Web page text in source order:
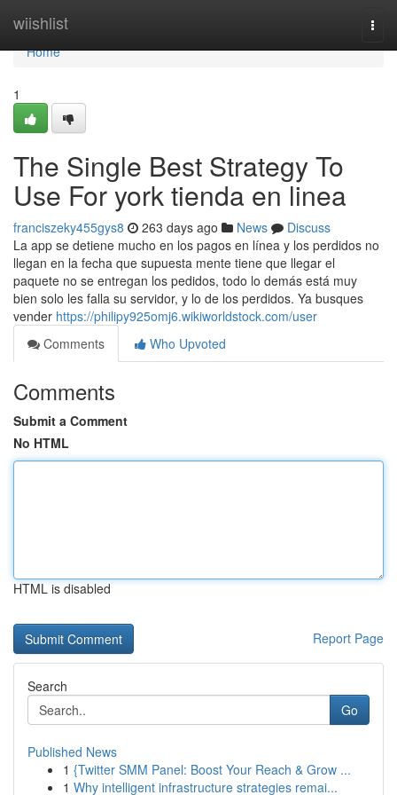
wiishlist
Home
Home
1
The Single Best Strategy To
Use For york tienda en linea
franciszeky455gys8 263 days ago News
Discuss
La app se detiene mucho en los pagos en línea y los perdidos no
llegan en la fecha que supuesta mente tiene que llegar el
paquete no se entregan los pedidos, todo lo demás está muy
bien solo les falla su servidor, y lo de los perdidos. Ya busques
vender https://philipy925omj6.wikiworldstock.com/user
Comments
Who Upvoted
Comments
Submit a Comment
No HTML
HTML is disabled
Report Page
Search
Go
Published News
1 {Twitter SMM Panel: Boost Your Reach & Grow ...
1 Why intelligent infrastructure strategies remai...